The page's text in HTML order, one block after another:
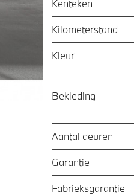
Kenteken
Kilometerstand
Kleur
Bekleding
Aantal deuren
Garantie
Fabrieksgarantie